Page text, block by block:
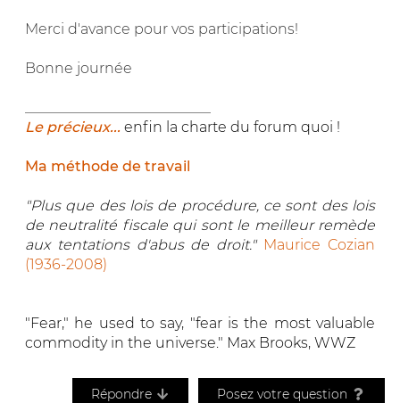
Merci d'avance pour vos participations!
Bonne journée
Le précieux... enfin la charte du forum quoi !
Ma méthode de travail
"Plus que des lois de procédure, ce sont des lois
de neutralité fiscale qui sont le meilleur remède
aux tentations d'abus de droit." Maurice Cozian
(1936-2008)
"Fear," he used to say, "fear is the most valuable
commodity in the universe." Max Brooks, WWZ
Répondre Posez votre question